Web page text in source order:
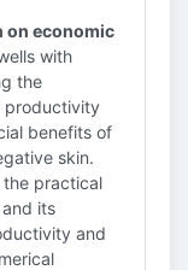
on economic
with
the
productivity
benefits of
skin.
the practical
its
and